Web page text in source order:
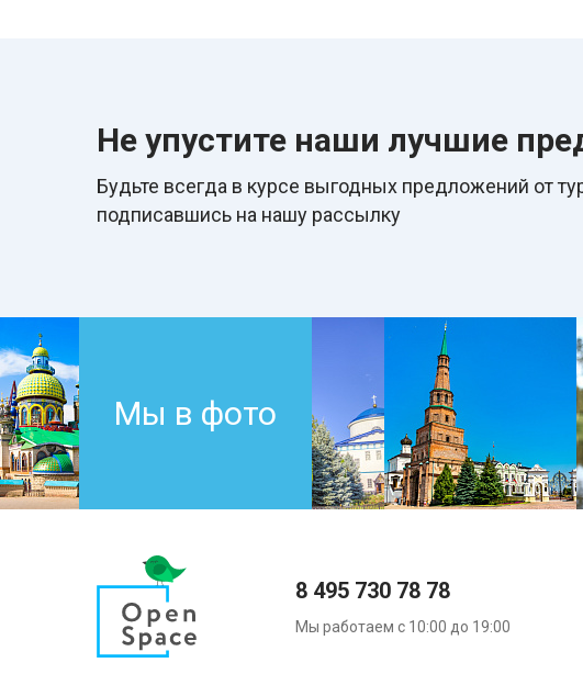
Не упустите наши лучшие
Будьте всегда в курcе выгодных предложений от
подписавшись на нашу рассылку
Мы в фото
8 495 730 78 78
Мы работаем с 10:00 до 19:00